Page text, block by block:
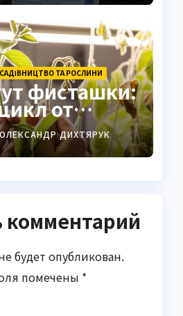
САДІВНИЦТВО ТА РОСЛИНИ
фисташки:
от
спелого
ДИХТЯРУК
комментарий
будет опубликован.
помечены *